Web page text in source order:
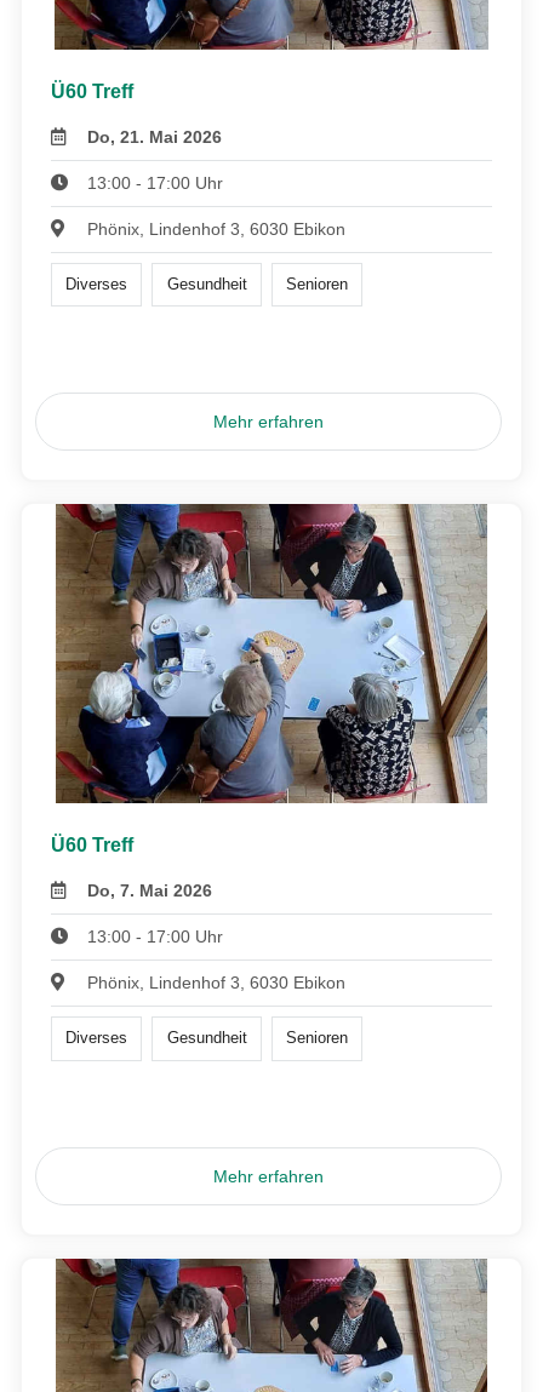
Ü60 Treff
Do, 21. Mai 2026
13:00 - 17:00 Uhr
Phönix, Lindenhof 3, 6030 Ebikon
Diverses Gesundheit Senioren
Mehr erfahren
Ü60 Treff
Do, 7. Mai 2026
13:00 - 17:00 Uhr
Phönix, Lindenhof 3, 6030 Ebikon
Diverses Gesundheit Senioren
Mehr erfahren